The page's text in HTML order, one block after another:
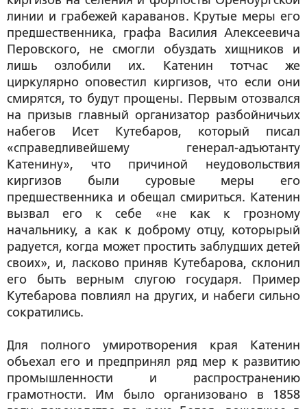
линии и грабежей караванов. Крутые меры его
предшественника, графа Василия Алексеевича
Перовского, не смогли обуздать хищников и
лишь озлобили их. Катенин тотчас же
циркулярно оповестил киргизов, что если они
смирятся, то будут прощены. Первым отозвался
на призыв главный организатор разбойничьих
набегов Исет Кутебаров, который писал
«справедливейшему генерал-адъютанту
Катенину», что причиной неудовольствия
киргизов были суровые меры его
предшественника и обещал смириться. Катенин
вызвал его к себе «не как к грозному
начальнику, а как к доброму отцу, которырый
радуется, когда может простить заблудших детей
своих», и, ласково приняв Кутебарова, склонил
его быть верным слугою государя. Пример
Кутебарова повлиял на других, и набеги сильно
сократились.
Для полного умиротворения края Катенин
объехал его и предпринял ряд мер к развитию
промышленности и распространению
грамотности. Им было организовано в 1858